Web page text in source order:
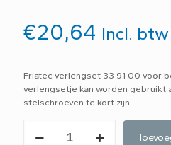
€20,64 Incl. btw
Friatec verlengset 33 91 00 voor
verlengsetje kan worden gebruikt
stelschroeven te kort zijn.
verlengset